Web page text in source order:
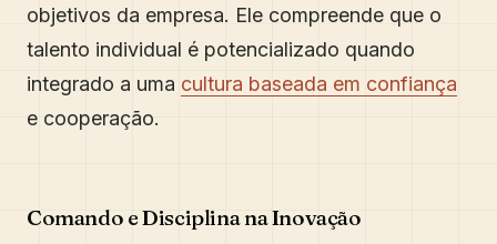
objetivos da empresa. Ele compreende que o
talento individual é potencializado quando
integrado a uma cultura baseada em confiança
e cooperação.
Comando e Disciplina na Inovação